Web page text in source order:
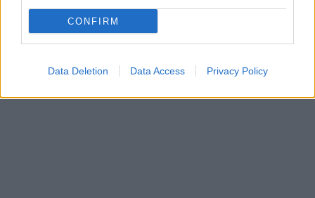
CONFIRM
Data Deletion Data Access Privacy Policy